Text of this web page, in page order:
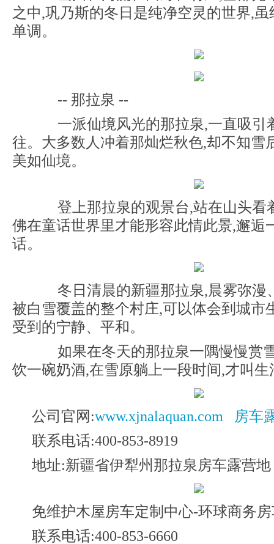
之中,巩乃斯的冬日是纯净空灵的世界,
单调。
-- 那拉泉 --
一派仙境风光的那拉泉,一直吸引
往。大多数人冲着那灿烂秋色,却不知雪
美如仙境。
登上那拉泉的观景台,站在山头看
佛在童话世界里才能形容此情此景,邂逅
话。
冬日清晨的新疆那拉泉,晨雾弥漫
被白雪覆盖的整个村庄,可以体会到城市
受到的宁静、平和。
如果在冬天的那拉泉一隅慢慢赏
饮一碗奶酒,在雪原躺上一段时间,才叫生
公司官网:www.xjnalaquan.com
房车
联系电话:400-853-8919
地址:新疆省伊犁州那拉泉房车露营地
免维护木屋房车定制中心-环球商务
联系电话:400-853-6660